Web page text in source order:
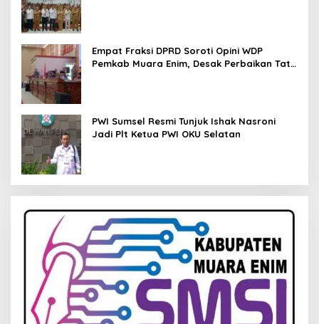
Empat Fraksi DPRD Soroti Opini WDP
Pemkab Muara Enim, Desak Perbaikan Tata
PWI Sumsel Resmi Tunjuk Ishak Nasroni
Jadi Plt Ketua PWI OKU Selatan